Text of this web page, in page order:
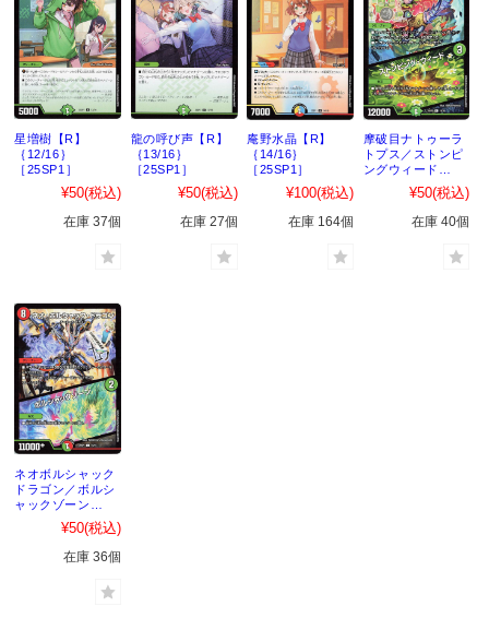
星増樹【R】
｛12/16｝
［25SP1］
¥50(税込)
在庫 37個
龍の呼び声【R】
｛13/16｝
［25SP1］
¥50(税込)
在庫 27個
庵野水晶【R】
｛14/16｝
［25SP1］
¥100(税込)
在庫 164個
摩破目ナトゥーラ
トプス／ストンピ
ングウィード
【U】｛15/16｝
［25SP1］
¥50(税込)
在庫 40個
ネオボルシャック
ドラゴン／ボルシ
ャックゾーン
【C】｛16/16｝
［25SP1］
¥50(税込)
在庫 36個